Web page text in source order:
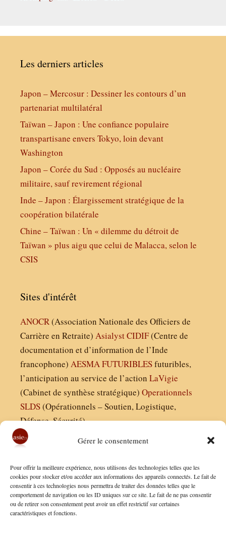
Gérer le consentement
Pour offrir la meilleure expérience, nous utilisons des technologies telles que les
cookies pour stocker et/ou accéder aux informations des appareils connectés. Le fait de
consentir à ces technologies nous permettra de traiter des données telles que le
comportement de navigation ou les ID uniques sur ce site. Le fait de ne pas consentir
ou de retirer son consentement peut avoir un effet restrictif sur certaines
caractéristiques et fonctions.
Les derniers articles
Japon – Mercosur : Dessiner les contours d’un
partenariat multilatéral
Taïwan – Japon : Une confiance populaire
transpartisane envers Tokyo, loin devant
Washington
Japon – Corée du Sud : Opposés au nucléaire
militaire, sauf revirement régional
Inde – Japon : Élargissement stratégique de la
coopération bilatérale
Chine – Taïwan : Un « dilemme du détroit de
Taïwan » plus aigu que celui de Malacca, selon le
CSIS
Sites d'intérêt
ANOCR(Association Nationale des Officiers de
Carrière en Retraite) AsialystCIDIF(Centre de
documentation et d’information de l’Inde
francophone) AESMAFUTURIBLESfuturibles,
l’anticipation au service de l’action LaVigie
(Cabinet de synthèse stratégique) Operationnels
SLDS(Opérationnels – Soutien, Logistique,
Défense, Sécurité)
Finaldées EURL
Siège social : 13 avenue Boudon, 75016, Paris
Nous contacter